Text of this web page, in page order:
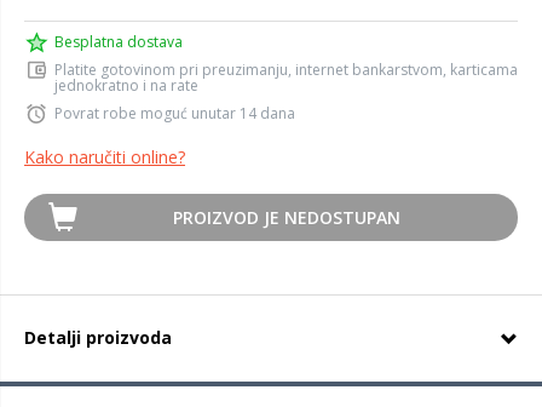
Besplatna dostava
Platite gotovinom pri preuzimanju, internet bankarstvom, karticama
jednokratno i na rate
Povrat robe moguć unutar 14 dana
Kako naručiti online?
PROIZVOD JE NEDOSTUPAN
Detalji proizvoda